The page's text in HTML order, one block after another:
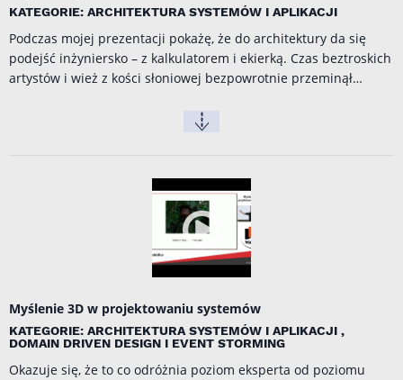
KATEGORIE: ARCHITEKTURA SYSTEMÓW I APLIKACJI
Podczas mojej prezentacji pokażę, że do architektury da się
podejść inżyniersko – z kalkulatorem i ekierką. Czas beztroskich
artystów i wież z kości słoniowej bezpowrotnie przeminął…
Myślenie 3D w projektowaniu systemów
KATEGORIE: ARCHITEKTURA SYSTEMÓW I APLIKACJI ,
DOMAIN DRIVEN DESIGN I EVENT STORMING
Okazuje się, że to co odróżnia poziom eksperta od poziomu